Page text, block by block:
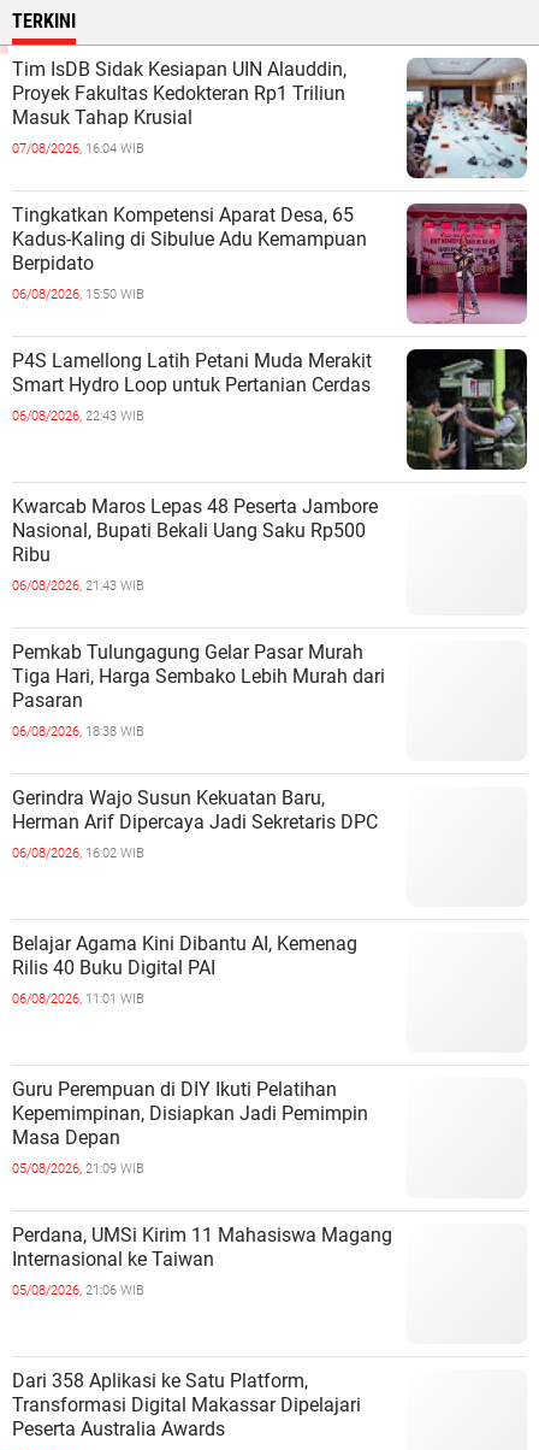
TERKINI
Tim IsDB Sidak Kesiapan UIN Alauddin,
Proyek Fakultas Kedokteran Rp1 Triliun
Masuk Tahap Krusial
07/08/2026, 16:04 WIB
Tingkatkan Kompetensi Aparat Desa, 65
Kadus-Kaling di Sibulue Adu Kemampuan
Berpidato
06/08/2026, 15:50 WIB
P4S Lamellong Latih Petani Muda Merakit
Smart Hydro Loop untuk Pertanian Cerdas
06/08/2026, 22:43 WIB
Kwarcab Maros Lepas 48 Peserta Jambore
Nasional, Bupati Bekali Uang Saku Rp500
Ribu
06/08/2026, 21:43 WIB
Pemkab Tulungagung Gelar Pasar Murah
Tiga Hari, Harga Sembako Lebih Murah dari
Pasaran
06/08/2026, 18:38 WIB
Gerindra Wajo Susun Kekuatan Baru,
Herman Arif Dipercaya Jadi Sekretaris DPC
06/08/2026, 16:02 WIB
Belajar Agama Kini Dibantu AI, Kemenag
Rilis 40 Buku Digital PAI
06/08/2026, 11:01 WIB
Guru Perempuan di DIY Ikuti Pelatihan
Kepemimpinan, Disiapkan Jadi Pemimpin
Masa Depan
05/08/2026, 21:09 WIB
Perdana, UMSi Kirim 11 Mahasiswa Magang
Internasional ke Taiwan
05/08/2026, 21:06 WIB
Dari 358 Aplikasi ke Satu Platform,
Transformasi Digital Makassar Dipelajari
Peserta Australia Awards